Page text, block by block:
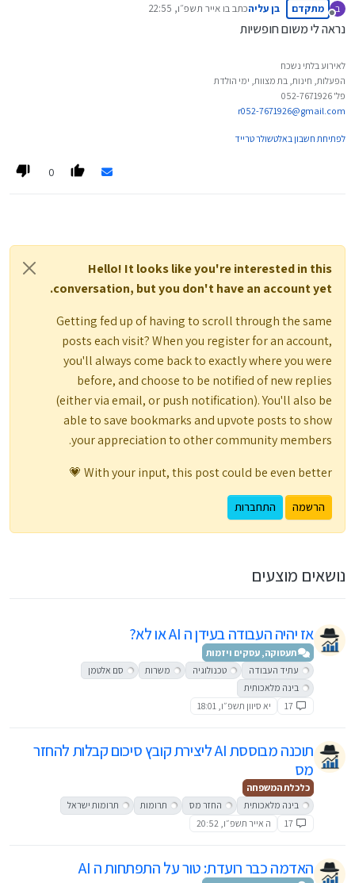
ב
מנותק
מתקדם בן עליהכתב בו אייר תשפ״ו, 22:55
נערך לאחרונה על ידי
נראה לי משום חופשיות
לאירוע בלתי נשכח
הפעלות, חינות, בת מצוות, ימי הולדת
פל' 052-7671926
r052-7671926@gmail.com
לפתיחת חשבון באלטשולר טרייד
0
Hello! It looks like you're interested in this
conversation, but you don't have an account yet.
Getting fed up of having to scroll through the same
posts each visit? When you register for an account,
you'll always come back to exactly where you were
before, and choose to be notified of new replies
(either via email, or push notification). You'll also be
able to save bookmarks and upvote posts to show
your appreciation to other community members.
With your input, this post could be even better 💗
הרשמה התחברות
נושאים מוצעים
אז יהיה העבודה בעידן ה AI או לא?
תעסוקה, עסקים ויזמות
עתיד העבודה
טכנולוגיה משרות
סם אלטמן
בינה מלאכותית
17
יא סיוון תשפ״ו, 18:01
תוכנה מבוססת AI ליצירת קובץ סיכום קבלות להחזר
מס
כלכלת המשפחה
בינה מלאכותית
החזר מס תרומות
תרומות ישראל
17
ה אייר תשפ״ו, 20:52
האדמה כבר רועדת: טור על התפתחות ה AI